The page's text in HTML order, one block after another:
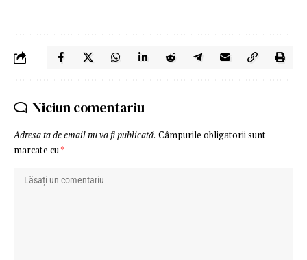
Niciun comentariu
Adresa ta de email nu va fi publicată. Câmpurile obligatorii sunt
marcate cu *